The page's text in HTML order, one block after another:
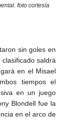
foto cortesía
sin goles en
saldrá
en el Misael
tiempos el
en un juego
Blondell fue la
en el arco de